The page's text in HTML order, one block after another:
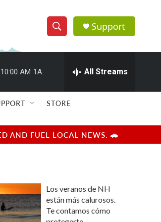
S
h
w
e
c
h
e
h
Q
u
r
y
Support
10:00 AM 1A All Streams
STORE
AND FUEL LOCAL NEWS. 🚗
Los veranos de NH
están más calurosos.
Te contamos cómo